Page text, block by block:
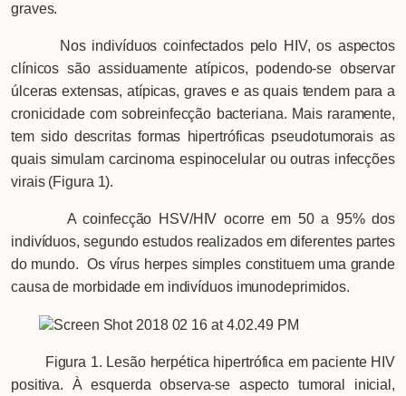
graves.
Nos indivíduos coinfectados pelo HIV, os aspectos
clínicos são assiduamente atípicos, podendo-se observar
úlceras extensas, atípicas, graves e as quais tendem para a
cronicidade com sobreinfecção bacteriana. Mais raramente,
tem sido descritas formas hipertróficas pseudotumorais as
quais simulam carcinoma espinocelular ou outras infecções
virais (Figura 1).
A coinfecção HSV/HIV ocorre em 50 a 95% dos
indivíduos, segundo estudos realizados em diferentes partes
do mundo. Os vírus herpes simples constituem uma grande
causa de morbidade em indivíduos imunodeprimidos.
Figura 1. Lesão herpética hipertrófica em paciente HIV
positiva. À esquerda observa-se aspecto tumoral inicial,